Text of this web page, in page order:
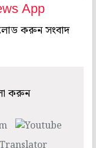
App
করুন সংবাদ
করুন